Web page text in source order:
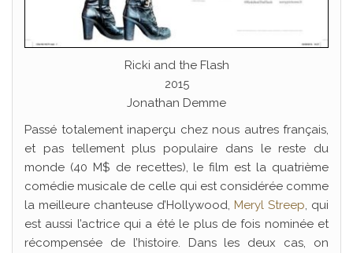
Ricki and the Flash
2015
Jonathan Demme
Passé totalement inaperçu chez nous autres français,
et pas tellement plus populaire dans le reste du
monde (40 M$ de recettes), le film est la quatrième
comédie musicale de celle qui est considérée comme
la meilleure chanteuse d’Hollywood, Meryl Streep , qui
est aussi l’actrice qui a été le plus de fois nominée et
récompensée de l’histoire. Dans les deux cas, on